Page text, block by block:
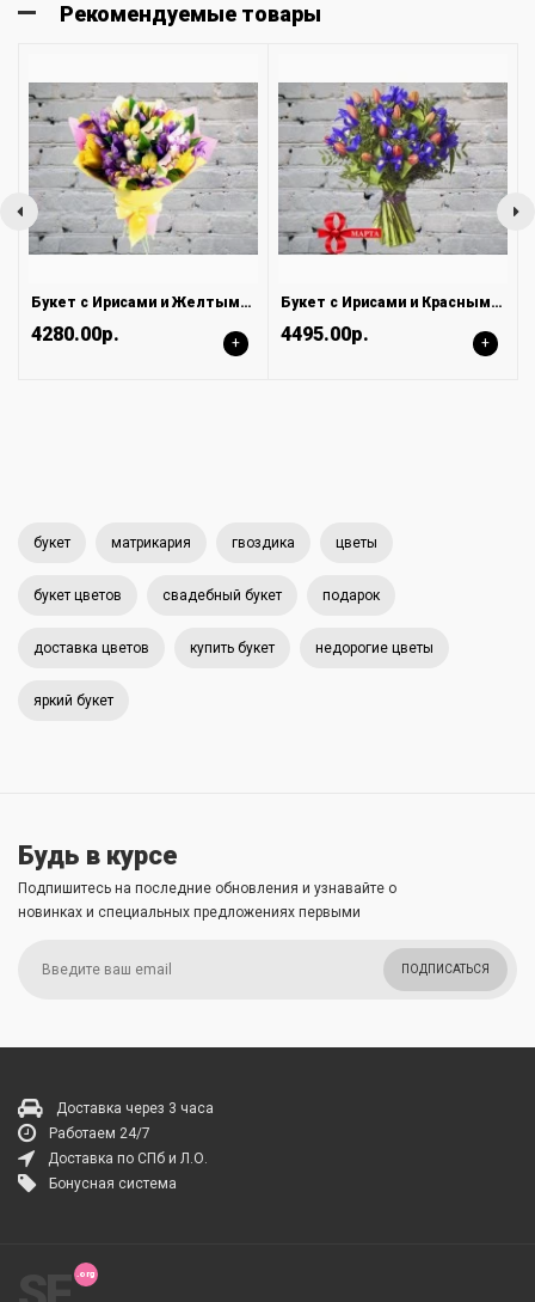
Рекомендуемые товары
Букет с Ирисами и Желтыми Тюльпанами
4280.00р. +
Букет с Ирисами и Красными Тюльпанами
4495.00р. +
букет матрикария гвоздика цветы
букет цветов свадебный букет подарок
доставка цветов купить букет недорогие цветы
яркий букет
Будь в курсе
Подпишитесь на последние обновления и узнавайте о
новинках и специальных предложениях первыми
ПОДПИСАТЬСЯ
Доставка через 3 часа
Работаем 24/7
Доставка по СПб и Л.О.
Бонусная система